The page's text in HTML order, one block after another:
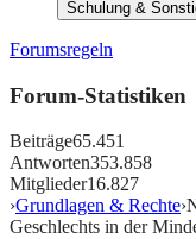
Schulung &
Forumsregeln
Forum-Statistiken
Beiträge65.451
Antworten353.858
Mitglieder16.827
›Grundlagen & Rechte›
Geschlechts in der